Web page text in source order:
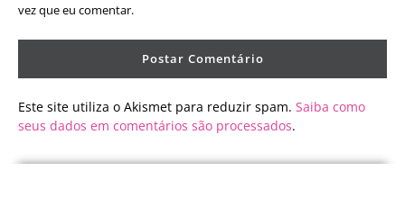
vez que eu comentar.
Este site utiliza o Akismet para reduzir spam. Saiba como
seus dados em comentários são processados.